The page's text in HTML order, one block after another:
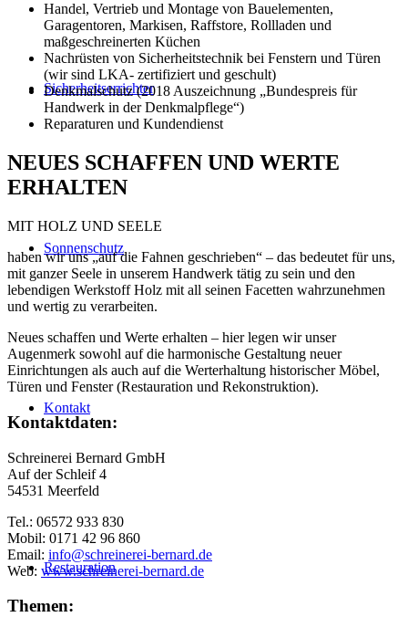
Sicherheitserrichter
Sonnenschutz
Kontakt
Restauration
Handel, Vertrieb und Montage von Bauelementen,
Garagentoren, Markisen, Raffstore, Rollladen und
maßgeschreinerten Küchen
Nachrüsten von Sicherheitstechnik bei Fenstern und Türen
(wir sind LKA- zertifiziert und geschult)
Denkmalschutz (2018 Auszeichnung „Bundespreis für
Handwerk in der Denkmalpflege“)
Reparaturen und Kundendienst
NEUES SCHAFFEN UND WERTE
ERHALTEN
MIT HOLZ UND SEELE
haben wir uns „auf die Fahnen geschrieben“ – das bedeutet für uns,
mit ganzer Seele in unserem Handwerk tätig zu sein und den
lebendigen Werkstoff Holz mit all seinen Facetten wahrzunehmen
und wertig zu verarbeiten.
Neues schaffen und Werte erhalten – hier legen wir unser
Augenmerk sowohl auf die harmonische Gestaltung neuer
Einrichtungen als auch auf die Werterhaltung historischer Möbel,
Türen und Fenster (Restauration und Rekonstruktion).
Kontaktdaten:
Schreinerei Bernard GmbH
Auf der Schleif 4
54531 Meerfeld
Tel.: 06572 933 830
Mobil: 0171 42 96 860
Email: info@schreinerei-bernard.de
Web: www.schreinerei-bernard.de
Themen: